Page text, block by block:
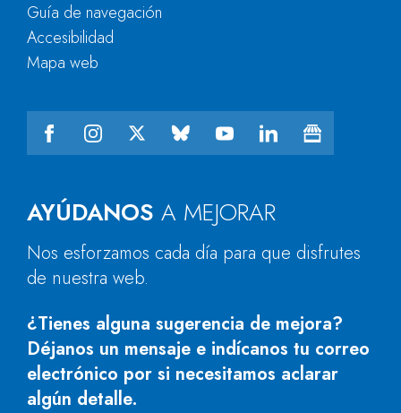
AYÚDANOS A MEJORAR
Nos esforzamos cada día para que disfrutes
de nuestra web.
¿Tienes alguna sugerencia de mejora?
Déjanos un mensaje e indícanos tu correo
electrónico por si necesitamos aclarar
algún detalle.
Guía de navegación
Accesibilidad
Mapa web